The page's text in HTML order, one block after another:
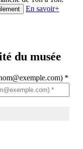
En savoir+
du musée
*